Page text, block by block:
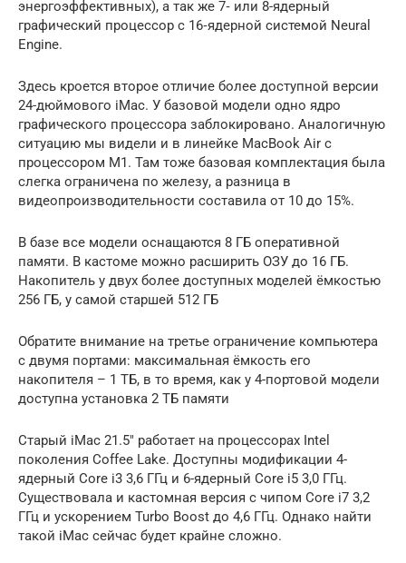
энергоэффективных), а так же 7‑ или 8-ядерный
графический процессор с 16‑ядерной системой Neural
Engine.
Здесь кроется второе отличие более доступной версии
24-дюймового iMac. У базовой модели одно ядро
графического процессора заблокировано. Аналогичную
ситуацию мы видели и в линейке MacBook Air с
процессором M1. Там тоже базовая комплектация была
слегка ограничена по железу, а разница в
видеопроизводительности составила от 10 до 15%.
В базе все модели оснащаются 8 ГБ оперативной
памяти. В кастоме можно расширить ОЗУ до 16 ГБ.
Накопитель у двух более доступных моделей ёмкостью
256 ГБ, у самой старшей 512 ГБ
Обратите внимание на третье ограничение компьютера
с двумя портами: максимальная ёмкость его
накопителя – 1 ТБ, в то время, как у 4-портовой модели
доступна установка 2 ТБ памяти
Старый iMac 21.5″ работает на процессорах Intel
поколения Coffee Lake. Доступны модификации 4-
ядерный Core i3 3,6 ГГц и 6-ядерный Core i5 3,0 ГГц.
Существовала и кастомная версия с чипом Core i7 3,2
ГГц и ускорением Turbo Boost до 4,6 ГГц. Однако найти
такой iMac сейчас будет крайне сложно.